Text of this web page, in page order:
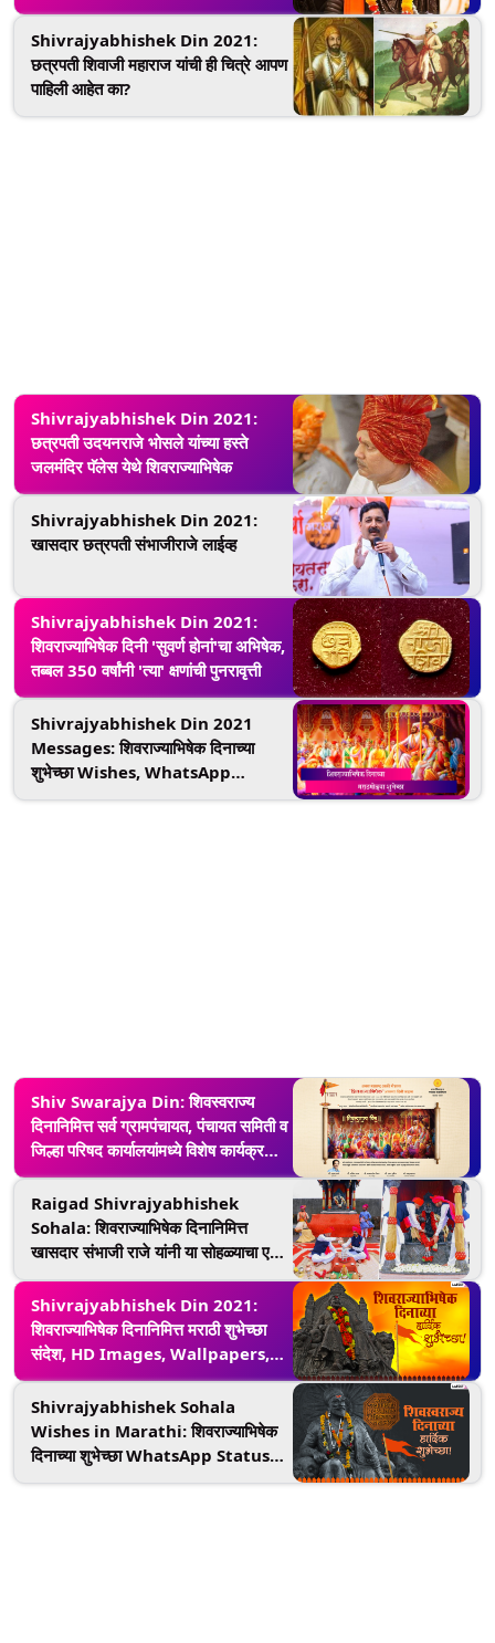
शेअर केला खास व्हिडिओ
Shivrajyabhishek Din 2021:
छत्रपती शिवाजी महाराज यांची ही चित्रे आपण
पाहिली आहेत का?
Shivrajyabhishek Din 2021:
छत्रपती उदयनराजे भोसले यांच्या हस्ते
जलमंदिर पॅलेस येथे शिवराज्याभिषेक
Shivrajyabhishek Din 2021:
खासदार छत्रपती संभाजीराजे लाईव्ह
Shivrajyabhishek Din 2021:
शिवराज्याभिषेक दिनी 'सुवर्ण होनां'चा अभिषेक,
तब्बल 350 वर्षांनी 'त्या' क्षणांची पुनरावृत्ती
Shivrajyabhishek Din 2021
Messages: शिवराज्याभिषेक दिनाच्या
शुभेच्छा Wishes, WhatsApp
Shiv Swarajya Din: शिवस्वराज्य
दिनानिमित्त सर्व ग्रामपंचायत, पंचायत समिती व
जिल्हा परिषद कार्यालयांमध्ये विशेष कार्यक्रमाचे
आयोजन
Raigad Shivrajyabhishek
Sohala: शिवराज्याभिषेक दिनानिमित्त
खासदार संभाजी राजे यांनी या सोहळ्याचा एक
शुभेच्छा
Shivrajyabhishek Din 2021:
शिवराज्याभिषेक दिनानिमित्त मराठी शुभेच्छा
संदेश, HD Images, Wallpapers,
Greetings शेअर करुन शिवमय करा
आजचा दिवस!
Shivrajyabhishek Sohala
Wishes in Marathi: शिवराज्याभिषेक
दिनाच्या शुभेच्छा WhatsApp Status,